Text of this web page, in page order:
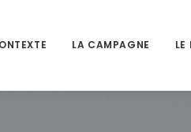
LA CAMPAGNE LE